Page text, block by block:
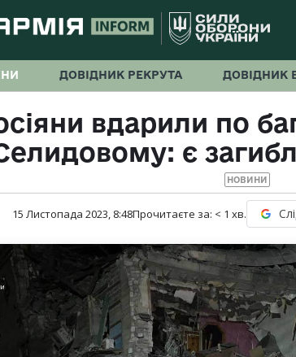
ДОВІДНИК РЕКРУТА ДОВІДНИК
вдарили по
є
НОВИНИ
15 Листопада 2023, 8:48Прочитаєте за: < 1 хв.